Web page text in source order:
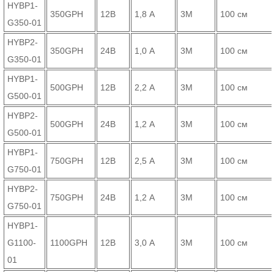
HYBP1-
G350-01
350GPH 12В 1,8 А 3М 100 см
HYBP2-
G350-01
350GPH 24В 1,0 А 3М 100 см
HYBP1-
G500-01
500GPH 12В 2,2 А 3М 100 см
HYBP2-
G500-01
500GPH 24В 1,2 А 3М 100 см
HYBP1-
G750-01
750GPH 12В 2,5 А 3М 100 см
HYBP2-
G750-01
750GPH 24В 1,2 А 3М 100 см
HYBP1-
G1100-
01
1100GPH 12В 3,0 А 3М 100 см